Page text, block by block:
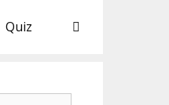
Quiz